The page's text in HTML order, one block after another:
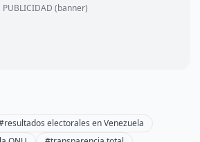
PUBLICIDAD (banner)
electorales en Venezuela